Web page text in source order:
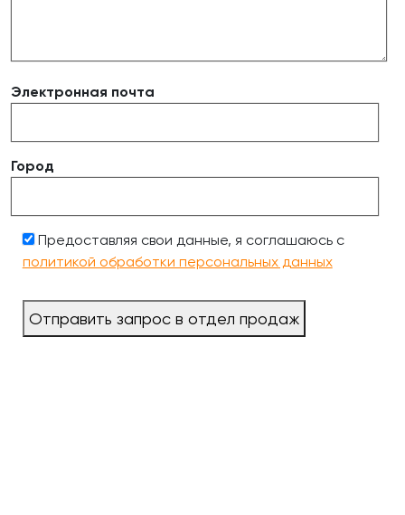
Электронная почта
Город
Предоставляя свои данные, я соглашаюсь с
политикой обработки персональных данных
Отправить запрос в отдел продаж